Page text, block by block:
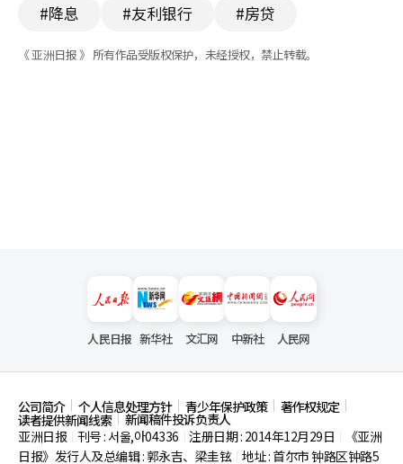
#降息 #友利银行 #房贷
《 亚洲日报 》 所有作品受版权保护，未经授权，禁止转载。
人民日报 新华社 文汇网 中新社 人民网
公司简介 个人信息处理方针 青少年保护政策 著作权规定
读者提供新闻线索
新闻稿件投诉负责人
亚洲日报
刊号 : 서울,아04336 注册日期 : 2014年12月29日
《亚洲
日报》发行人及总编辑 : 郭永吉、梁圭铉 地址 : 首尔市钟路区钟路5